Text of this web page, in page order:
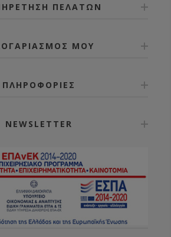
ΠΕΛΑΤΩΝ
ΜΟΥ
ΠΛΗΡΟΦΟΡΙΕΣ
NEWSLETTER